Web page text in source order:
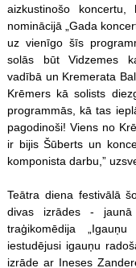
aizkustinošo
nominācijā „Gada
uz vienīgo šīs
solās būt Vidzemes
vadībā un Kremerata
Krēmers kā solists
programmās, kā tas
pagodinoši! Viens no
ir bijis Šūberts un
komponista darbu,”
Teātra diena festivālā
divas izrādes - jaunā
traģikomēdija
iestudējusi igauņu
izrāde ar Ineses